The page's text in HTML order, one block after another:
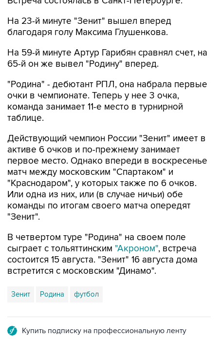
На 23-й минуте "Зенит" вышел вперед
благодаря голу Максима Глушенкова.
На 59-й минуте Артур Гарибян сравнял счет, на
65-й он же вывел "Родину" вперед.
"Родина" - дебютант РПЛ, она набрала первые
очки в чемпионате. Теперь у нее 3 очка,
команда занимает 11-е место в турнирной
таблице.
Действующий чемпион России "Зенит" имеет в
активе 6 очков и по-прежнему занимает
первое место. Однако впереди в воскресенье
матч между московским "Спартаком" и
"Краснодаром", у которых также по 6 очков.
Или одна из них, или (в случае ничьи) обе
команды по итогам своего матча опередят
"Зенит".
В четвертом туре "Родина" на своем поле
сыграет с тольяттинским "Акроном", встреча
состоится 15 августа. "Зенит" 16 августа дома
встретится с московским "Динамо".
Зенит Родина футбол
Купить подписку на профессиональную ленту